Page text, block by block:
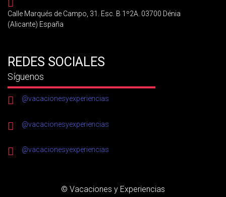
Calle Marqués de Campo, 31. Esc. B 1º2A. 03700 Dénia
(Alicante) España
REDES SOCIALES
Síguenos
@vacacionesyexperiencias
@vacacionesyexperiencias
@vacacionesyexperiencias
© Vacaciones y Experiencias